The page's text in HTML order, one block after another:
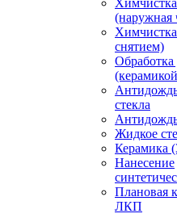
(наружная
снятием)
Обработка
стекла
Жидкое
Керамика
Нанесение
Плановая
ЛКП